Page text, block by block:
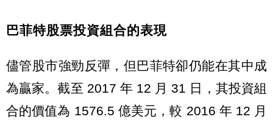
巴菲特股票投資組合的表現
儘管股市強勁反彈，但巴菲特卻仍能在其中成
為贏家。截至 2017 年 12 月 31 日，其投資組
合的價值為 1576.5 億美元，較 2016 年 12 月